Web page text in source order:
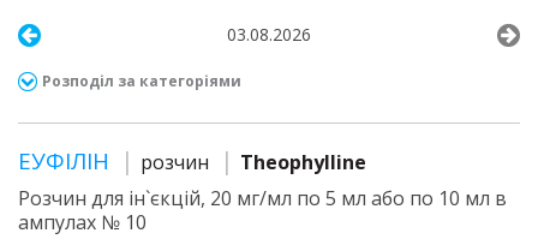
03.08.2026
Розподіл за категоріями
ЕУФІЛІН розчин
Theophylline
Розчин для ін`єкцій, 20 мг/мл по 5 мл або по 10 мл в
ампулах № 10